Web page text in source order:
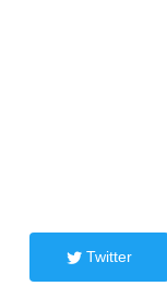
Twitter